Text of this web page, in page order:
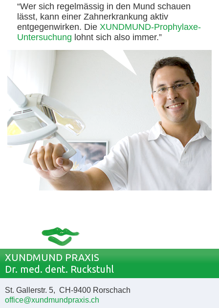
“Wer sich regelmässig in den Mund schauen
lässt, kann einer Zahnerkrankung aktiv
entgegenwirken. Die XUNDMUND-Prophylaxe-
Untersuchung lohnt sich also immer.”
XUNDMUND PRAXIS
Dr. med. dent. Ruckstuhl
St. Gallerstr. 5, CH-9400 Rorschach
office@xundmundpraxis.ch